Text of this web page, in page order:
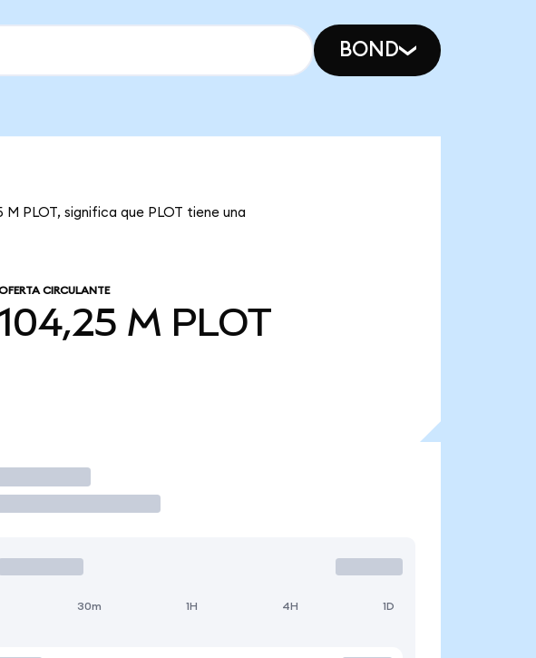
BOND
PLOT, significa que PLOT tiene una
CIRCULANTE
104,25 M PLOT
30m 1H 4H 1D